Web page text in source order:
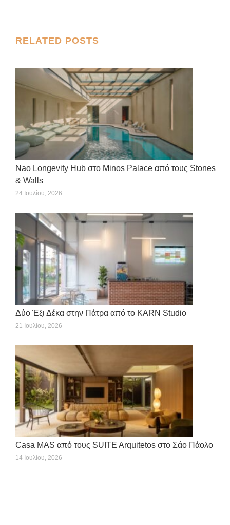
Post
RELATED POSTS
Nao Longevity Hub στο Minos Palace από τους Stones
& Walls
24 Ιουλίου, 2026
Δύο Έξι Δέκα στην Πάτρα από το KARN Studio
21 Ιουλίου, 2026
Casa MAS από τους SUITE Arquitetos στο Σάο Πάολο
14 Ιουλίου, 2026